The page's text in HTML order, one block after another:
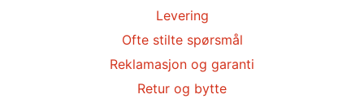
Levering
Ofte stilte spørsmål
Reklamasjon og garanti
Retur og bytte